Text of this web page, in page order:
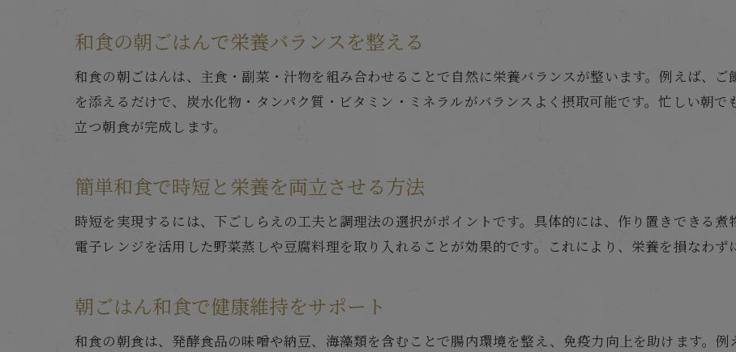
和食の朝ごはんで栄養バランスを整える
和食の朝ごはんは、主食・副菜・汁物を組み合わせることで自然に栄養バランスが整います。例えば、
を添えるだけで、炭水化物・タンパク質・ビタミン・ミネラルがバランスよく摂取可能です。忙しい朝
立つ朝食が完成します。
簡単和食で時短と栄養を両立させる方法
時短を実現するには、下ごしらえの工夫と調理法の選択がポイントです。具体的には、作り置きできる煮
電子レンジを活用した野菜蒸しや豆腐料理を取り入れることが効果的です。これにより、栄養を損なわず
朝ごはん和食で健康維持をサポート
和食の朝食は、発酵食品の味噌や納豆、海藻類を含むことで腸内環境を整え、免疫力向上を助けます。